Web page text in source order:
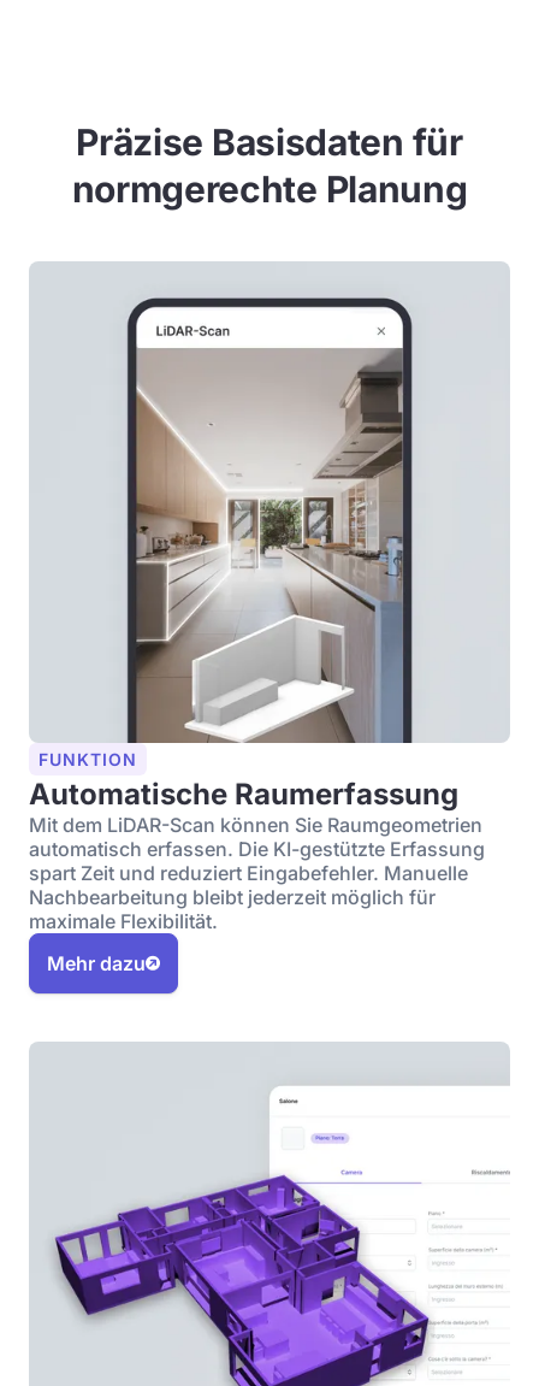
Präzise Basisdaten für
normgerechte Planung
FUNKTION
Automatische Raumerfassung
Mit dem LiDAR-Scan können Sie Raumgeometrien
automatisch erfassen. Die KI-gestützte Erfassung
spart Zeit und reduziert Eingabefehler. Manuelle
Nachbearbeitung bleibt jederzeit möglich für
maximale Flexibilität.
Mehr dazu